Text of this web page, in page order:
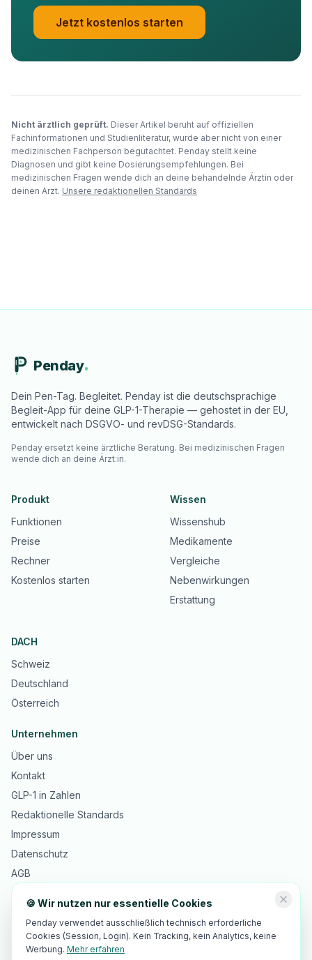
Jetzt kostenlos starten
Nicht ärztlich geprüft. Dieser Artikel beruht auf offiziellen
Fachinformationen und Studienliteratur, wurde aber nicht von einer
medizinischen Fachperson begutachtet. Penday stellt keine
Diagnosen und gibt keine Dosierungsempfehlungen. Bei
medizinischen Fragen wende dich an deine behandelnde Ärztin oder
deinen Arzt. Unsere redaktionellen Standards
Penday
Dein Pen-Tag. Begleitet. Penday ist die deutschsprachige
Begleit-App für deine GLP-1-Therapie — gehostet in der EU,
entwickelt nach DSGVO- und revDSG-Standards.
Penday ersetzt keine ärztliche Beratung. Bei medizinischen Fragen
wende dich an deine Ärzt:in.
Produkt
Funktionen
Preise
Rechner
Kostenlos starten
Wissen
Wissenshub
Medikamente
Vergleiche
Nebenwirkungen
Erstattung
DACH
Schweiz
Deutschland
Österreich
Unternehmen
Über uns
Kontakt
GLP-1 in Zahlen
Redaktionelle Standards
Impressum
Datenschutz
AGB
2026Innopulse Consulting GmbH · Gotthardstrasse 30, 6300 Zug,
Schweiz · Penday ist eine beim IGE eingetragene Marke
🍪 Wir nutzen nur essentielle Cookies
Penday verwendet ausschließlich technisch erforderliche
Cookies (Session, Login). Kein Tracking, kein Analytics, keine
Werbung. Mehr erfahren